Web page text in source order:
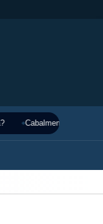
Cabalmente